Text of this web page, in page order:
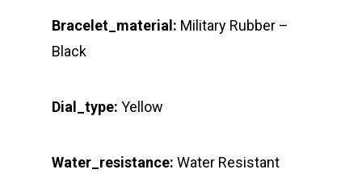
Bracelet_material: Military Rubber –
Black
Dial_type: Yellow
Water_resistance: Water Resistant